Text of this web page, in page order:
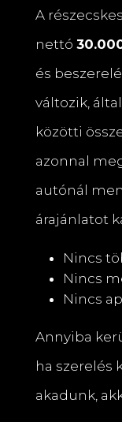
A
nettó
és
változik,
közötti
azonnal
autónál
árajánlatot
Nincs
Nincs
Nincs
Annyiba
ha szerelés
akadunk,